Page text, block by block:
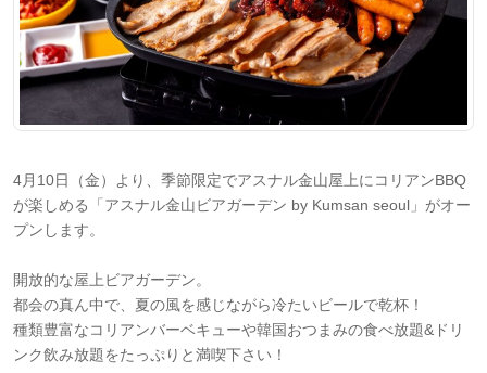
4月10日（金）より、季節限定でアスナル金山屋上にコリアンBBQ
が楽しめる「アスナル金山ビアガーデン by Kumsan seoul」がオー
プンします。
開放的な屋上ビアガーデン。
都会の真ん中で、夏の風を感じながら冷たいビールで乾杯！
種類豊富なコリアンバーベキューや韓国おつまみの食べ放題&ドリ
ンク飲み放題をたっぷりと満喫下さい！